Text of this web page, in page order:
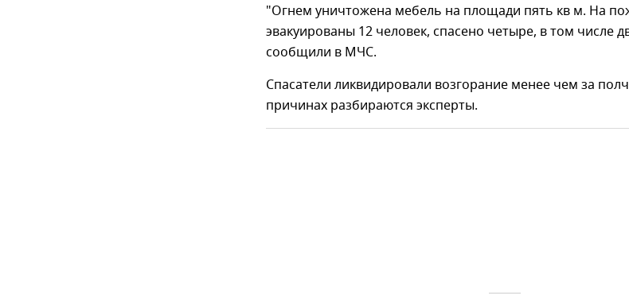
"Огнем уничтожена мебель на площади пять кв м. На
эвакуированы 12 человек, спасено четыре, в том числе
сообщили в МЧС.
Спасатели ликвидировали возгорание менее чем за
причинах разбираются эксперты.